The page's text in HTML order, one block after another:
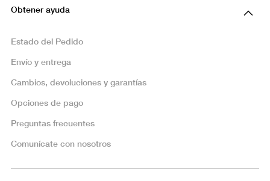
Obtener ayuda
Estado del Pedido
Envío y entrega
Cambios, devoluciones y garantías
Opciones de pago
Preguntas frecuentes
Comunícate con nosotros